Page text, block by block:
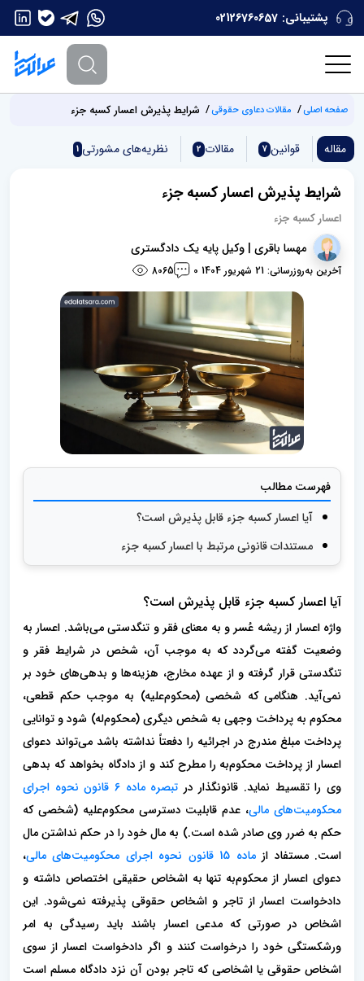
پشتیبانی: 02126760657
صفحه اصلی مقالات دعاوی حقوقی شرایط پذیرش اعسار کسبه جزء
مقاله قوانین 7 مقالات 2 نظریه‌های مشورتی 1
شرایط پذیرش اعسار کسبه جزء
اعسار کسبه جزء
مهسا باقری | وکیل پایه یک دادگستری
آخرین به‌روزرسانی: 21 شهریور 1404 0
8065
فهرست مطالب
آیا اعسار کسبه جزء قابل پذیرش است؟
مستندات قانونی مرتبط با اعسار کسبه جزء
آیا اعسار کسبه جزء قابل پذیرش است؟
واژه اعسار از ریشه عُسر و به معنای فقر و تنگدستی می‌باشد. اعسار به
وضعیت گفته می‌گردد که به موجب آن، شخص در شرایط فقر و
تنگدستی قرار گرفته و از عهده مخارج، هزینه‌ها و بدهی‌های خود بر
نمی‌آید. هنگامی که شخصی (محکوم‌علیه) به موجب حکم قطعی،
محکوم به پرداخت وجهی به شخص دیگری (محکوم‌له) شود و توانایی
پرداخت مبلغ مندرج در اجرائیه را دفعتاً نداشته باشد می‌تواند دعوای
اعسار از پرداخت محکوم‌به را مطرح کند و از دادگاه بخواهد که بدهی
وی را تقسیط نماید. قانونگذار در
تبصره ماده 6 قانون نحوه اجرای
محکومیت‌های مالی، عدم قابلیت دسترسی محکوم‌علیه (شخصی که
حکم به ضرر وی صادر شده است.) به مال خود را در حکم نداشتن مال
است. مستفاد ازماده 15 قانون نحوه اجرای محکومیت‌های مالی
،
دعوای اعسار از محکوم‌به تنها به اشخاص حقیقی اختصاص داشته و
دادخواست اعسار از تاجر و اشخاص حقوقی پذیرفته نمی‌شود. این
اشخاص در صورتی که مدعی اعسار باشند باید رسیدگی به امر
ورشکستگی خود را درخواست کنند و اگر دادخواست اعسار از سوی
اشخاص حقوقی یا اشخاصی که تاجر بودن آن نزد دادگاه مسلم است